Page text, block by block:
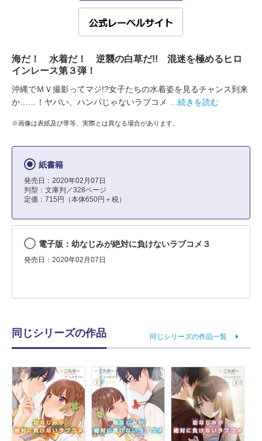
海だ！ 水着だ！ 逆襲の白草だ!! 混迷を極めるヒロ
インレース第３弾！
沖縄でＭＶ撮影ってマジ!?女子たちの水着姿を見るチャンス到来
か……！ヤバい、ハンパじゃないラブコメ
…続きを読む
※画像は表紙及び帯等、実際とは異なる場合があります。
紙書籍
発売日：2020年02月07日
判型：文庫判／328ページ
定価：715円（本体650円＋税）
電子版：幼なじみが絶対に負けないラブコメ３
発売日：2020年02月07日
同じシリーズの作品 同じシリーズの作品一覧